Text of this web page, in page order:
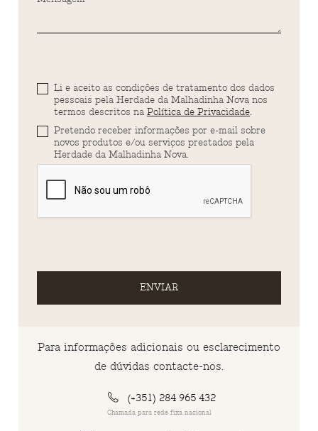
Li e aceito as condições de tratamento dos dados
pessoais pela Herdade da Malhadinha Nova nos
termos descritos naPolítica de Privacidade.
Pretendo receber informações por e-mail sobre
novos produtos e/ou serviços prestados pela
Herdade da Malhadinha Nova.
ENVIAR
Para informações adicionais ou esclarecimento
de dúvidas contacte-nos.
(+351) 284 965 432
Chamada para rede fixa nacional